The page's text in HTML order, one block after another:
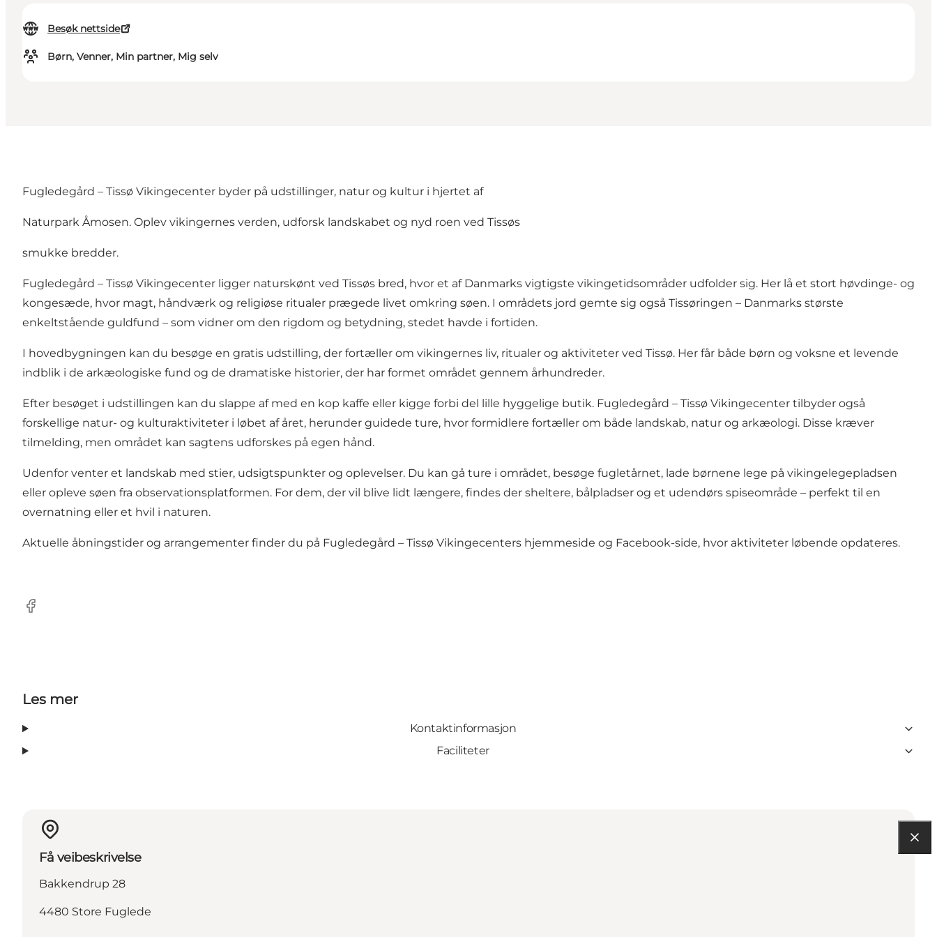
Besøk nettside
Børn, Venner, Min partner, Mig selv
Fugledegård – Tissø Vikingecenter byder på udstillinger, natur og kultur i hjertet af
Naturpark Åmosen. Oplev vikingernes verden, udforsk landskabet og nyd roen ved Tissøs
smukke bredder.
Fugledegård – Tissø Vikingecenter ligger naturskønt ved Tissøs bred, hvor et af Danmarks vigtigste vikingetidsområder udfolder sig. Her lå et stort høvdinge- og
kongesæde, hvor magt, håndværk og religiøse ritualer prægede livet omkring søen. I områdets jord gemte sig også Tissøringen – Danmarks største
enkeltstående guldfund – som vidner om den rigdom og betydning, stedet havde i fortiden.
I hovedbygningen kan du besøge en gratis udstilling, der fortæller om vikingernes liv, ritualer og aktiviteter ved Tissø. Her får både børn og voksne et levende
indblik i de arkæologiske fund og de dramatiske historier, der har formet området gennem århundreder.
Efter besøget i udstillingen kan du slappe af med en kop kaffe eller kigge forbi del lille hyggelige butik. Fugledegård – Tissø Vikingecenter tilbyder også
forskellige natur- og kulturaktiviteter i løbet af året, herunder guidede ture, hvor formidlere fortæller om både landskab, natur og arkæologi. Disse kræver
tilmelding, men området kan sagtens udforskes på egen hånd.
Udenfor venter et landskab med stier, udsigtspunkter og oplevelser. Du kan gå ture i området, besøge fugletårnet, lade børnene lege på vikingelegepladsen
eller opleve søen fra observationsplatformen. For dem, der vil blive lidt længere, findes der sheltere, bålpladser og et udendørs spiseområde – perfekt til en
overnatning eller et hvil i naturen.
Aktuelle åbningstider og arrangementer finder du på Fugledegård – Tissø Vikingecenters hjemmeside og Facebook-side, hvor aktiviteter løbende opdateres.
Facebook
Les mer
Kontaktinformasjon
Faciliteter
Få veibeskrivelse
Bakkendrup 28
4480 Store Fuglede